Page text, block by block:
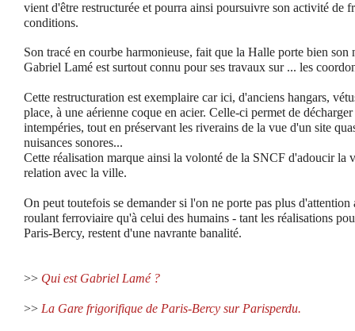
vient d'être restructurée et pourra ainsi poursuivre son activité de
conditions.
Son tracé en courbe harmonieuse, fait que la Halle porte bien
Gabriel Lamé est surtout connu pour ses travaux sur ... les
Cette restructuration est exemplaire car ici, d'anciens hangars,
place, à une aérienne coque en acier. Celle-ci permet de
intempéries, tout en préservant les riverains de la vue d'un site
nuisances sonores...
Cette réalisation marque ainsi la volonté de la SNCF d'adoucir la
relation avec la ville.
On peut toutefois se demander si l'on ne porte pas plus
roulant ferroviaire qu'à celui des humains - tant les réalisations
Paris-Bercy, restent d'une navrante banalité.
>> Qui est Gabriel Lamé ?
>> La Gare frigorifique de Paris-Bercy sur Parisperdu.